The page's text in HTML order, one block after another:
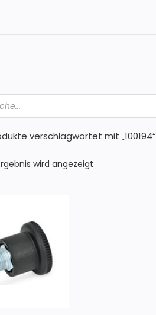
verschlagwortet mit „100194“
wird angezeigt